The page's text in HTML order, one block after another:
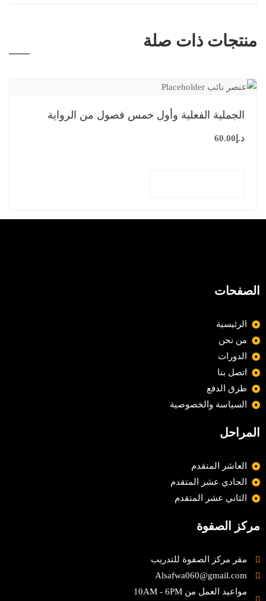
منتجات ذات صلة
الجملية الفعلية وأول خمس فصول من الرواية
د.إ 60.00
الصفحات
الرئيسية
من نحن
الدورات
اتصل بنا
طرق الدفع
السياسة والخصوصية
المراحل
العاشر المتقدم
الحادي عشر المتقدم
الثاني عشر المتقدم
مركز الصفوة
مقر مركز الصفوة للتدريب
Alsafwa060@gmail.com
مواعيد العمل من 10AM - 6PM